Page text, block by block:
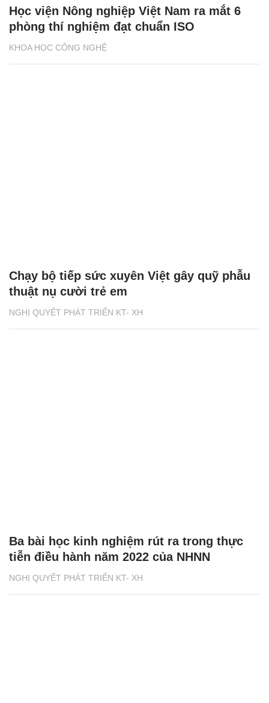
KHOA HỌC CÔNG NGHỆ
Học viện Nông nghiệp Việt Nam ra mắt 6
phòng thí nghiệm đạt chuẩn ISO
NGHỊ QUYẾT PHÁT TRIỂN KT- XH
Chạy bộ tiếp sức xuyên Việt gây quỹ phẫu
thuật nụ cười trẻ em
NGHỊ QUYẾT PHÁT TRIỂN KT- XH
Ba bài học kinh nghiệm rút ra trong thực
tiễn điều hành năm 2022 của NHNN